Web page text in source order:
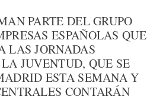
PARTE DEL GRUPO
ESPAÑOLAS QUE
LAS JORNADAS
JUVENTUD, QUE SE
ESTA SEMANA Y
CONTARÁN